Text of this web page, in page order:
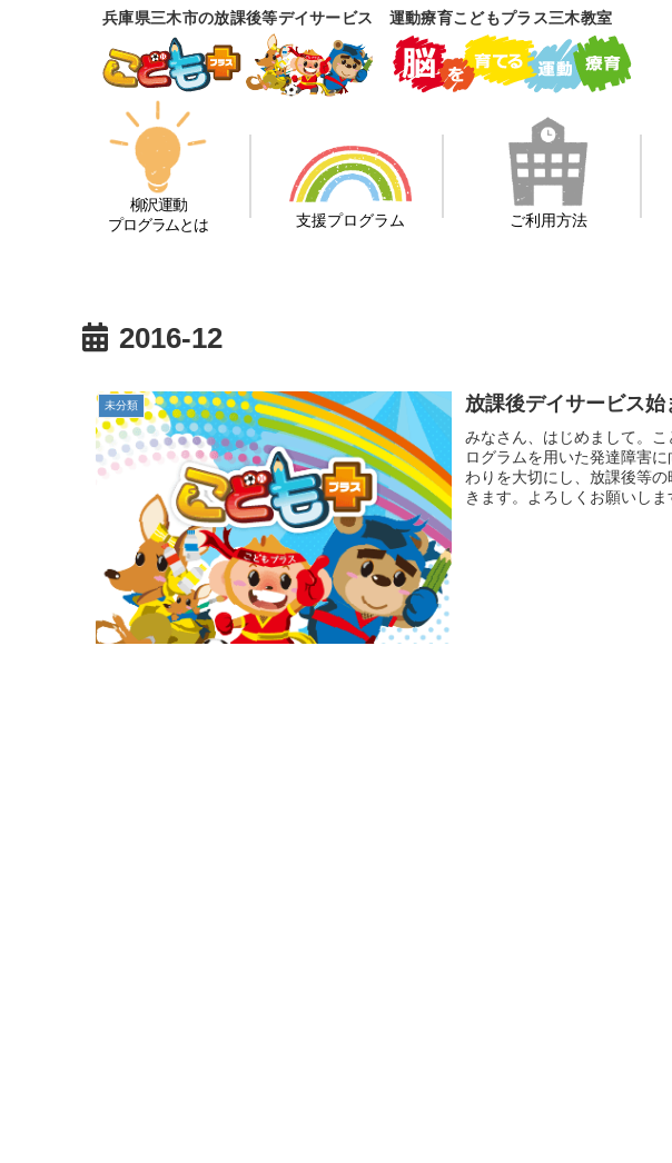
兵庫県三木市の放課後等デイサービス 運動療育こどもプラス三木教室
柳沢運動
プログラムとは
支援プログラム ご利用方法
2016-12
未分類 放課後デイサービス始
みなさん、はじめまして。
ログラムを用いた発達障害
わりを大切にし、放課後等
きます。よろしくお願いし